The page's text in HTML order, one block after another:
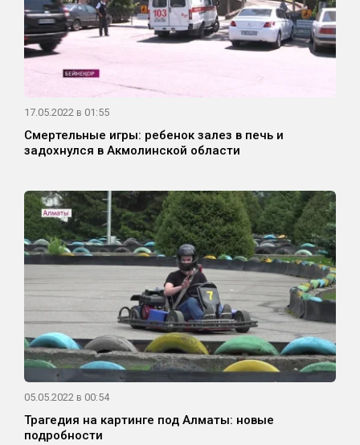
17.05.2022 в 01:55
Смертельные игры: ребенок залез в печь и
задохнулся в Акмолинской области
05.05.2022 в 00:54
Трагедия на картинге под Алматы: новые
подробности